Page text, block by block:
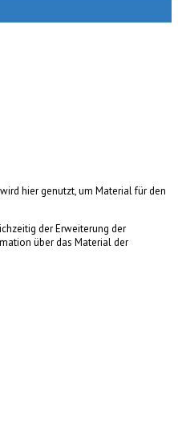
hier genutzt, um Material für den
der Erweiterung der
über das Material der